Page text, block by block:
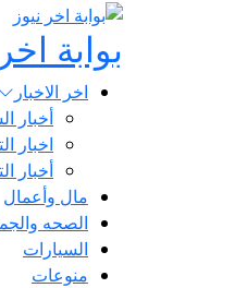
بوابة
اخر الاخبار
أخبار
اخبار
أخبار
مال وأعمال
الصحه
السيارات
منوعات